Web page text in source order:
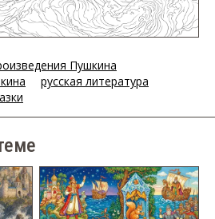
Пушкина
русская литература